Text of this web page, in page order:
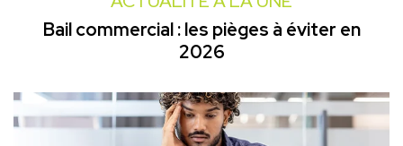
Bail commercial : les pièges à éviter en
2026